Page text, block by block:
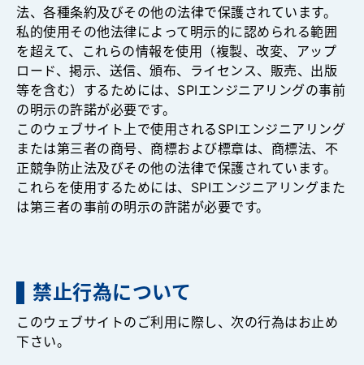
法、各種条約及びその他の法律で保護されています。
私的使用その他法律によって明示的に認められる範囲
を超えて、これらの情報を使用（複製、改変、アップ
ロード、掲示、送信、頒布、ライセンス、販売、出版
等を含む）するためには、SPIエンジニアリングの事前
の明示の許諾が必要です。
このウェブサイト上で使用されるSPIエンジニアリング
または第三者の商号、商標および標章は、商標法、不
正競争防止法及びその他の法律で保護されています。
これらを使用するためには、SPIエンジニアリングまた
は第三者の事前の明示の許諾が必要です。
禁止行為について
このウェブサイトのご利用に際し、次の行為はお止め
下さい。